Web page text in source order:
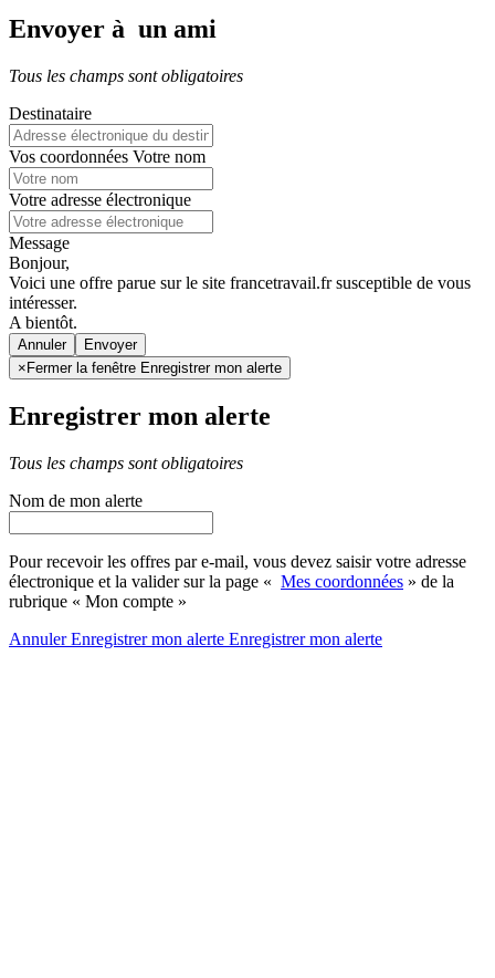
Envoyer à un ami
Tous les champs sont obligatoires
Destinataire
Vos coordonnées Votre nom
Votre adresse électronique
Message
Bonjour,
Voici une offre parue sur le site francetravail.fr susceptible de vous
intéresser.
A bientôt.
Annuler
× Fermer la fenêtre Enregistrer mon alerte
Enregistrer mon alerte
Tous les champs sont obligatoires
Nom de mon alerte
Pour recevoir les offres par e-mail, vous devez saisir votre adresse
électronique et la valider sur la page « Mes coordonnées » de la
rubrique « Mon compte »
AnnulerEnregistrer mon alerte Enregistrermon alerte